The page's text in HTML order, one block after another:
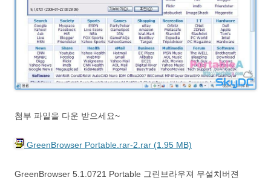
첨부 파일을 다운 받으세요~
GreenBrowser Portable.rar-2.rar (1.95 MB)
GreenBrowser 5.1.0721 Portable 그린브라우져 무설치버젼